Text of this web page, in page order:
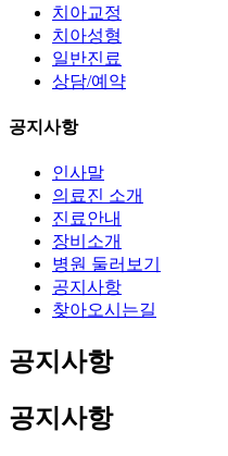
치아교정
치아성형
일반진료
상담/예약
공지사항
인사말
의료진 소개
진료안내
장비소개
병원 둘러보기
공지사항
찾아오시는길
공지사항
공지사항